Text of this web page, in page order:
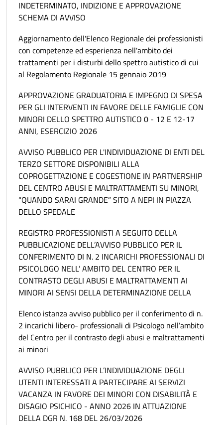
INDETERMINATO, INDIZIONE E APPROVAZIONE
SCHEMA DI AVVISO
Aggiornamento dell'Elenco Regionale dei professionisti
con competenze ed esperienza nell'ambito dei
trattamenti per i disturbi dello spettro autistico di cui
al Regolamento Regionale 15 gennaio 2019
APPROVAZIONE GRADUATORIA E IMPEGNO DI SPESA
PER GLI INTERVENTI IN FAVORE DELLE FAMIGLIE CON
MINORI DELLO SPETTRO AUTISTICO 0 - 12 E 12-17
ANNI, ESERCIZIO 2026
AVVISO PUBBLICO PER L'INDIVIDUAZIONE DI ENTI DEL
TERZO SETTORE DISPONIBILI ALLA
COPROGETTAZIONE E COGESTIONE IN PARTNERSHIP
DEL CENTRO ABUSI E MALTRATTAMENTI SU MINORI,
“QUANDO SARAI GRANDE” SITO A NEPI IN PIAZZA
DELLO SPEDALE
REGISTRO PROFESSIONISTI A SEGUITO DELLA
PUBBLICAZIONE DELL’AVVISO PUBBLICO PER IL
CONFERIMENTO DI N. 2 INCARICHI PROFESSIONALI DI
PSICOLOGO NELL’ AMBITO DEL CENTRO PER IL
CONTRASTO DEGLI ABUSI E MALTRATTAMENTI AI
MINORI AI SENSI DELLA DETERMINAZIONE DELLA
Elenco istanza avviso pubblico per il conferimento di n.
2 incarichi libero- professionali di Psicologo nell’ambito
del Centro per il contrasto degli abusi e maltrattamenti
ai minori
AVVISO PUBBLICO PER L’INDIVIDUAZIONE DEGLI
UTENTI INTERESSATI A PARTECIPARE AI SERVIZI
VACANZA IN FAVORE DEI MINORI CON DISABILITÀ E
DISAGIO PSICHICO - ANNO 2026 IN ATTUAZIONE
DELLA DGR N. 168 DEL 26/03/2026